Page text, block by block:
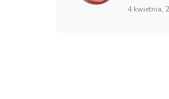
4 kwietnia,